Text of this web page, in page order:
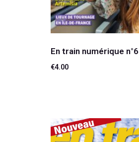
En train numérique n°6
€4.00